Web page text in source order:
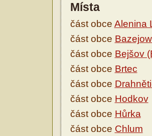
Místa
část obce Alenina
část obce
část obce Bejšov
část obce Brtec
část obce
část obce Hodkov
část obce Hůrka
část obce Chlum